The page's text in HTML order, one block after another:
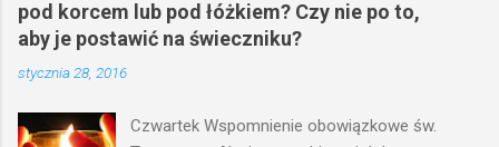
pod korcem lub pod łóżkiem? Czy nie po to,
aby je postawić na świeczniku?
stycznia 28, 2016
Czwartek Wspomnienie obowiązkowe św.